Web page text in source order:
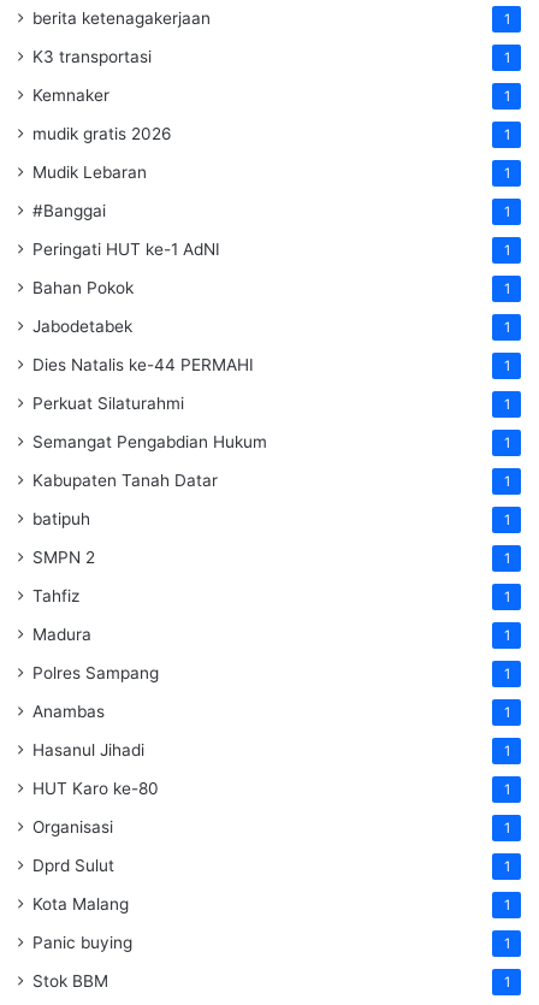
berita ketenagakerjaan 1
K3 transportasi 1
Kemnaker 1
mudik gratis 2026 1
Mudik Lebaran 1
#Banggai 1
Peringati HUT ke-1 AdNI 1
Bahan Pokok 1
Jabodetabek 1
Dies Natalis ke-44 PERMAHI 1
Perkuat Silaturahmi 1
Semangat Pengabdian Hukum 1
Kabupaten Tanah Datar 1
batipuh 1
SMPN 2 1
Tahfiz 1
Madura 1
Polres Sampang 1
Anambas 1
Hasanul Jihadi 1
HUT Karo ke-80 1
Organisasi 1
Dprd Sulut 1
Kota Malang 1
Panic buying 1
Stok BBM 1